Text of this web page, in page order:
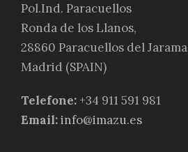
Pol.Ind. Paracuellos
Ronda de los Llanos,
28860 Paracuellos del Jarama
Madrid (SPAIN)
Telefone:+34 911 591 981
Email:info@imazu.es